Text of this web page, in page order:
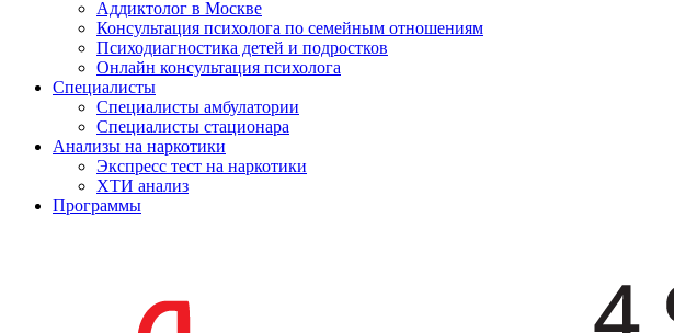
Аддиктолог в Москве
Консультация психолога по семейным отношениям
Психодиагностика детей и подростков
Онлайн консультация психолога
Специалисты
Специалисты амбулатории
Специалисты стационара
Анализы на наркотики
Экспресс тест на наркотики
ХТИ анализ
Программы